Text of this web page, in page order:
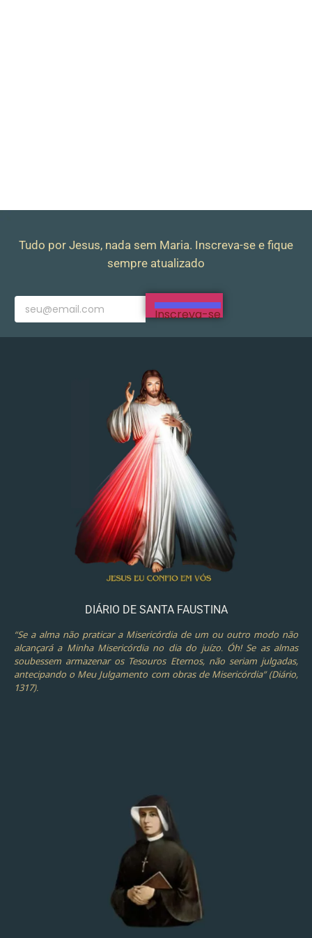
Tudo por Jesus, nada sem Maria. Inscreva-se e fique
sempre atualizado
Inscreva-se
DIÁRIO DE SANTA FAUSTINA
“Se a alma não praticar a Misericórdia de um ou outro modo não
alcançará a Minha Misericórdia no dia do juízo. Óh! Se as almas
soubessem armazenar os Tesouros Eternos, não seriam julgadas,
antecipando o Meu Julgamento com obras de Misericórdia” (Diário,
1317).